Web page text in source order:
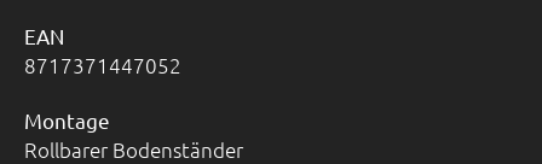
EAN
8717371447052
Montage
Rollbarer Bodenständer